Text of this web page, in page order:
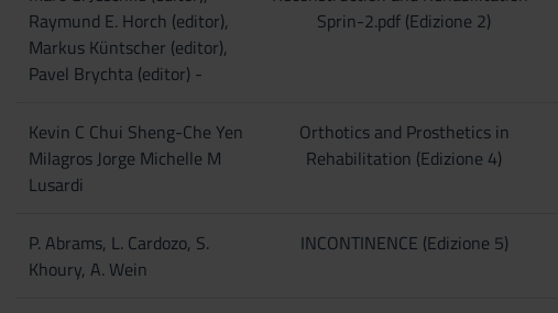
Raymund E. Horch (editor),
Markus Küntscher (editor),
Pavel Brychta (editor) -
Sprin-2.pdf (Edizione 2)
Kevin C Chui Sheng-Che Yen
Milagros Jorge Michelle M
Lusardi
Orthotics and Prosthetics in
Rehabilitation (Edizione 4)
P. Abrams, L. Cardozo, S.
Khoury, A. Wein
INCONTINENCE (Edizione 5)